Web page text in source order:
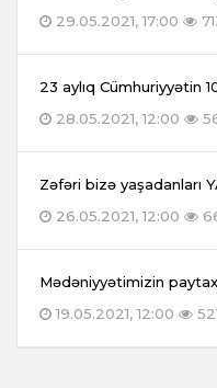
29.05.2021, 17:00
23 aylıq Cümhuriyyətin
28.05.2021, 12:00
Zəfəri bizə yaşadanları
26.05.2021, 12:00
Mədəniyyətimizin
19.05.2021, 12:00